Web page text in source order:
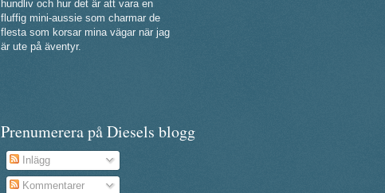
hundliv och hur det är att vara en
fluffig mini-aussie som charmar de
flesta som korsar mina vägar när jag
är ute på äventyr.
Prenumerera på Diesels blogg
Inlägg
Kommentarer